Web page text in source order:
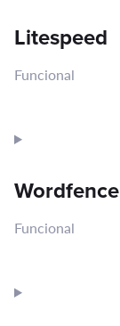
visual-
Litespeed
Funcional
Consent
litespeed
Wordfence
Funcional
Consent